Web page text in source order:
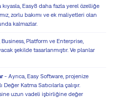
kıyasla, Easy8 daha fazla yerel özelliğe
zorlu bakımı ve ek maliyetleri olan
kalmazlar.
Platform ve Enterprise,
şekilde tasarlanmıştır. Ve planlar
- Ayrıca, Easy Software, projenize
Katma Satıcılarla çalışır.
uzun vadeli işbirliğine değer